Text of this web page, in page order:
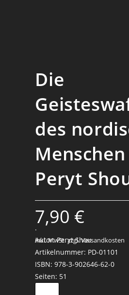
Die
des
Menschen
Peryt
7,90 €
inkl. MwSt.zzgl. Versandkosten
.
Autor: Peryt Shou
Artikelnummer: PD-01101
ISBN: 978-3-902646-62-0
Seiten: 51